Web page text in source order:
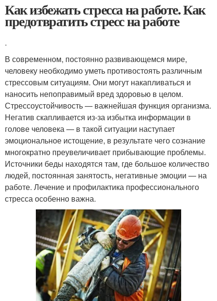
Как избежать стресса на работе. Как
предотвратить стресс на работе
.
В современном, постоянно развивающемся мире,
человеку необходимо уметь противостоять различным
стрессовым ситуациям. Они могут накапливаться и
наносить непоправимый вред здоровью в целом.
Стрессоустойчивость — важнейшая функция организма.
Негатив скапливается из-за избытка информации в
голове человека — в такой ситуации наступает
эмоциональное истощение, в результате чего сознание
многократно преувеличивает прибывающие проблемы.
Источники беды находятся там, где большое количество
людей, постоянная занятость, негативные эмоции — на
работе. Лечение и профилактика профессионального
стресса особенно важна.